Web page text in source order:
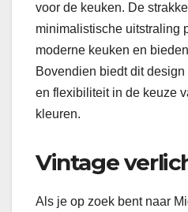
voor de keuken. De
minimalistische uitstraling
moderne keuken en
Bovendien biedt dit
en flexibiliteit in de keuze
kleuren.
Vintage
Als je op zoek bent naar